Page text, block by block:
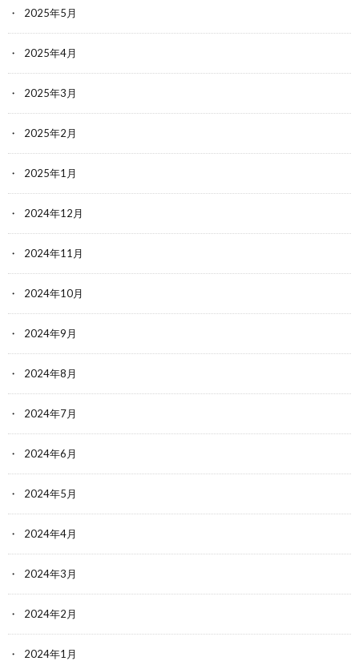
2025年5月
2025年4月
2025年3月
2025年2月
2025年1月
2024年12月
2024年11月
2024年10月
2024年9月
2024年8月
2024年7月
2024年6月
2024年5月
2024年4月
2024年3月
2024年2月
2024年1月